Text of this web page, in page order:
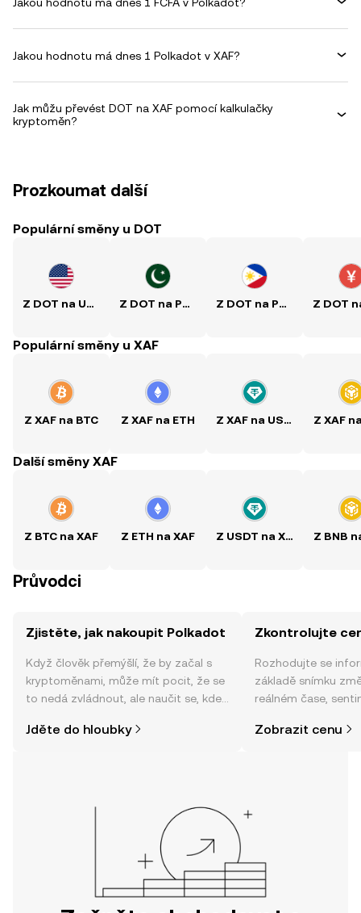
Jakou hodnotu má dnes 1 Polkadot v XAF?
Jak můžu převést DOT na XAF pomocí kalkulačky
kryptoměn?
Prozkoumat další
Populární směny u DOT
Z DOT na USD Z DOT na PKR Z DOT na PHP
Populární směny u XAF
Z XAF na BTC Z XAF na ETH Z XAF na USDT Z XAF
Další směny XAF
Z BTC na XAF Z ETH na XAF Z USDT na XAF Z BNB
Průvodci
Zjistěte, jak nakoupit Polkadot
Když člověk přemýšlí, že by začal s
kryptoměnami, může mít pocit, že se
to nedá zvládnout, ale naučit se, kde
jednodušší, než si myslíte. Odstartujte
Jděte do hloubky
Zkontrolujte
Rozhodujte se
základě snímku
reálném čase,
Zobrazit cenu